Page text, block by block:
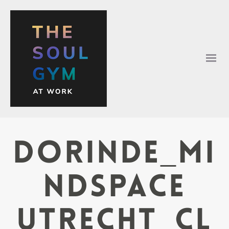
Dorinde_Mi
ndspace
Utrecht_cl